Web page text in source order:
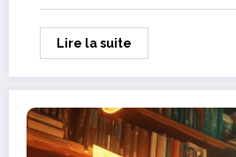
Lire la suite